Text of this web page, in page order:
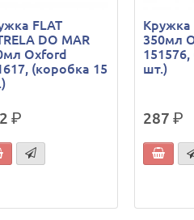
FLAT
DO MAR
Oxford
(коробка 15
р.
Кружка
350мл
шт.)
287 р.